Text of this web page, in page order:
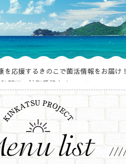
間半の特別番組をオンエア。
応援するきのこで菌活情報をお届け！